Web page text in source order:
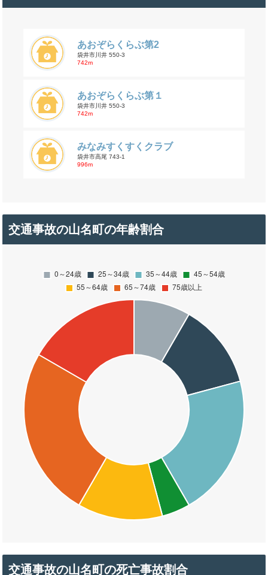
あおぞらくらぶ第2
袋井市川井 550-3
742m
あおぞらくらぶ第１
袋井市川井 550-3
742m
みなみすくすくクラブ
袋井市高尾 743-1
996m
交通事故の山名町の年齢割合
交通事故の山名町の死亡事故割合